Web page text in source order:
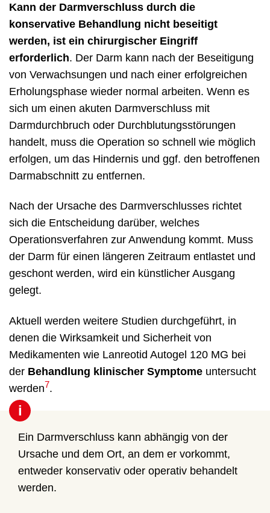
Kann der Darmverschluss durch die
konservative Behandlung nicht beseitigt
werden, ist ein chirurgischer Eingriff
erforderlich. Der Darm kann nach der Beseitigung
von Verwachsungen und nach einer erfolgreichen
Erholungsphase wieder normal arbeiten. Wenn es
sich um einen akuten Darmverschluss mit
Darmdurchbruch oder Durchblutungsstörungen
handelt, muss die Operation so schnell wie möglich
erfolgen, um das Hindernis und ggf. den betroffenen
Darmabschnitt zu entfernen.
Nach der Ursache des Darmverschlusses richtet
sich die Entscheidung darüber, welches
Operationsverfahren zur Anwendung kommt. Muss
der Darm für einen längeren Zeitraum entlastet und
geschont werden, wird ein künstlicher Ausgang
gelegt.
Aktuell werden weitere Studien durchgeführt, in
denen die Wirksamkeit und Sicherheit von
Medikamenten wie Lanreotid Autogel 120 MG bei
der Behandlung klinischer Symptome untersucht
werden7.
i
Ein Darmverschluss kann abhängig von der
Ursache und dem Ort, an dem er vorkommt,
entweder konservativ oder operativ behandelt
werden.